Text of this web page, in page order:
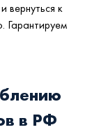
вернуться к
Гарантируем
в РФ